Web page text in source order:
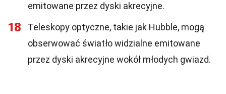
emitowane przez dyski akrecyjne.
18
Teleskopy optyczne, takie jak Hubble, mogą
obserwować światło widzialne emitowane
przez dyski akrecyjne wokół młodych gwiazd.